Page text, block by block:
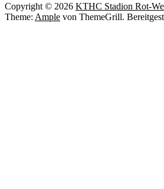
Copyright © 2026 KTHC Stadion Rot-
Theme: Ample von ThemeGrill.